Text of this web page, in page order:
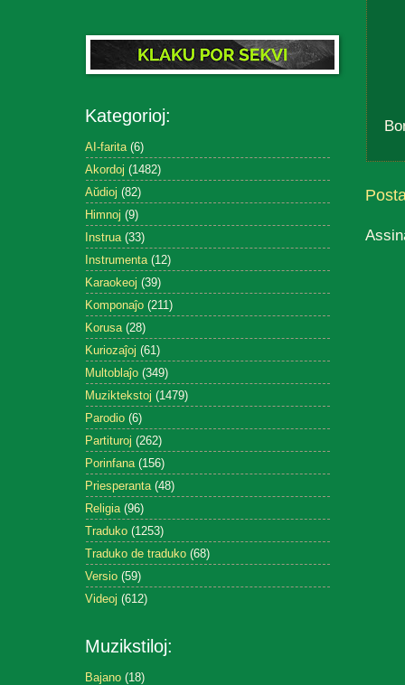
Kategorioj:
AI-farita (6)
Akordoj (1482)
Aŭdioj (82)
Himnoj (9)
Instrua (33)
Instrumenta (12)
Karaokeoj (39)
Komponaĵo (211)
Korusa (28)
Kuriozaĵoj (61)
Multoblaĵo (349)
Muziktekstoj (1479)
Parodio (6)
Partituroj (262)
Porinfana (156)
Priesperanta (48)
Religia (96)
Traduko (1253)
Traduko de traduko (68)
Versio (59)
Videoj (612)
Muzikstiloj:
Bajano (18)